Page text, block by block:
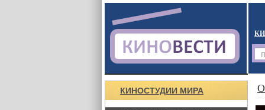
КИНОСТУДИИ МИРА